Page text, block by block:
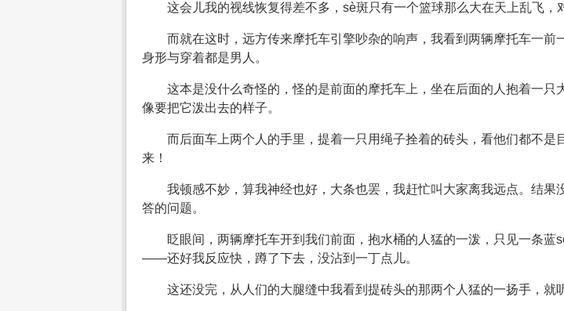
这会儿我的视线恢复得差不多，sè斑只有一个篮球那么大在天上乱飞，
而就在这时，远方传来摩托车引擎吵杂的响声，我看到两辆摩托车一
身形与穿着都是男人。
这本是没什么奇怪的，怪的是前面的摩托车上，坐在后面的人抱着一
像要把它泼出去的样子。
而后面车上两个人的手里，提着一只用绳子拴着的砖头，看他们都不
来！
我顿感不妙，算我神经也好，大条也罢，我赶忙叫大家离我远点。结
答的问题。
眨眼间，两辆摩托车开到我们前面，抱水桶的人猛的一泼，只见一条
——还好我反应快，蹲了下去，没沾到一丁点儿。
这还没完，从人们的大腿缝中我看到提砖头的那两个人猛的一扬手，就